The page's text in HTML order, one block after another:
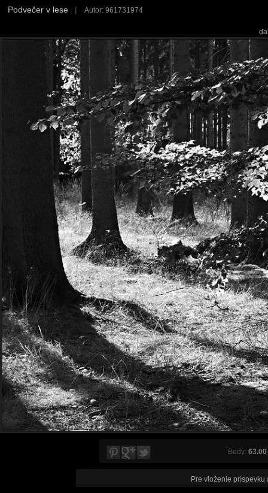
Podvečer v lese | Autor: 961731974
Body: 63.00
Pre vloženie